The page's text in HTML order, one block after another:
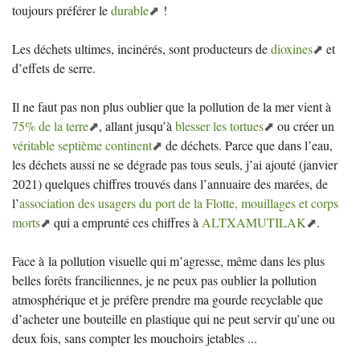
toujours préférer ledurable !
Les déchets ultimes, incinérés, sont producteurs dedioxines
et
d’effets de serre.
Il ne faut pas non plus oublier que la pollution de la mer vient à
75% de la terre
, allant jusqu’à blesser les tortues
ou créer un
véritable septième continent
de déchets. Parce que dans l’eau,
les déchets aussi ne se dégrade pas tous seuls, j’ai ajouté (janvier
2021) quelques chiffres trouvés dans l’annuaire des marées, de
l’association des usagers du port de la Flotte, mouillages et corps
morts
qui a emprunté ces chiffres à ALTXAMUTILAK .
Face à la pollution visuelle qui m’agresse, même dans les plus
belles forêts franciliennes, je ne peux pas oublier la pollution
atmosphérique et je préfère prendre ma gourde recyclable que
d’acheter une bouteille en plastique qui ne peut servir qu’une ou
deux fois, sans compter les mouchoirs jetables ...